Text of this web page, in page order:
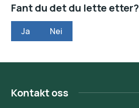
Fant du det du lette etter?
Ja Nei
Kontakt oss